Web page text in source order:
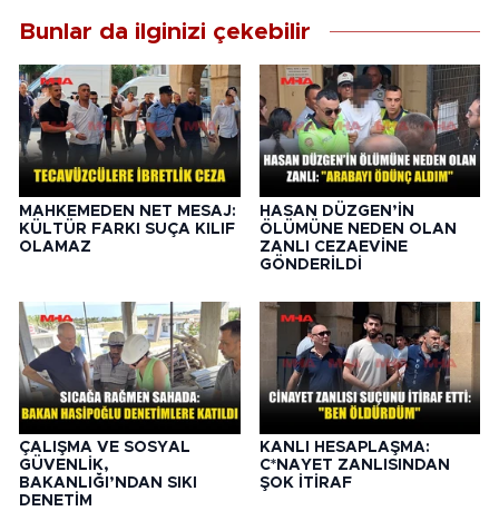
Bunlar da ilginizi çekebilir
MAHKEMEDEN NET MESAJ:
KÜLTÜR FARKI SUÇA KILIF
OLAMAZ
HASAN DÜZGEN’İN
ÖLÜMÜNE NEDEN OLAN
ZANLI CEZAEVİNE
GÖNDERİLDİ
ÇALIŞMA VE SOSYAL
GÜVENLİK,
BAKANLIĞI’NDAN SIKI
DENETİM
KANLI HESAPLAŞMA:
C*NAYET ZANLISINDAN
ŞOK İTİRAF